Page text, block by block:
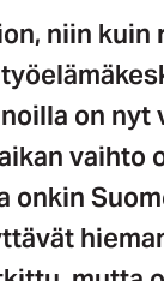
niin kuin
on nyt
vaihto
onkin